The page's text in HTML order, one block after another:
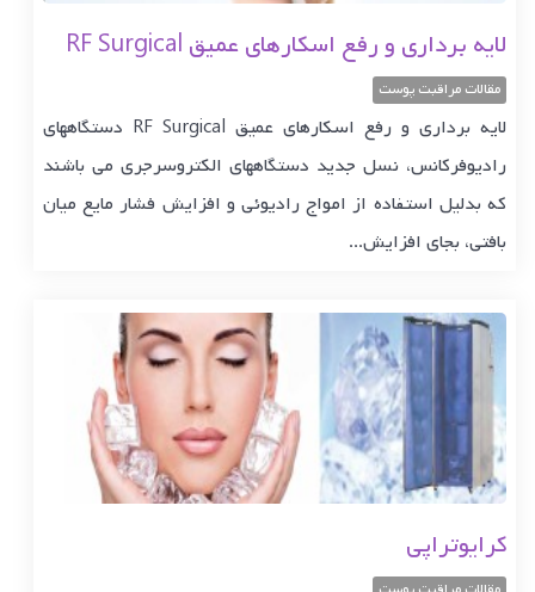
لایه برداری و رفع اسکارهای عمیق RF Surgical
مقالات مراقبت پوست
لایه برداری و رفع اسکارهای عمیق RF Surgical دستگاههای
رادیوفرکانس، نسل جدید دستگاههای الکتروسرجری می باشند
که بدلیل استفاده از امواج رادیوئی و افزایش فشار مایع میان
بافتی، بجای افزایش...
کرایوتراپی